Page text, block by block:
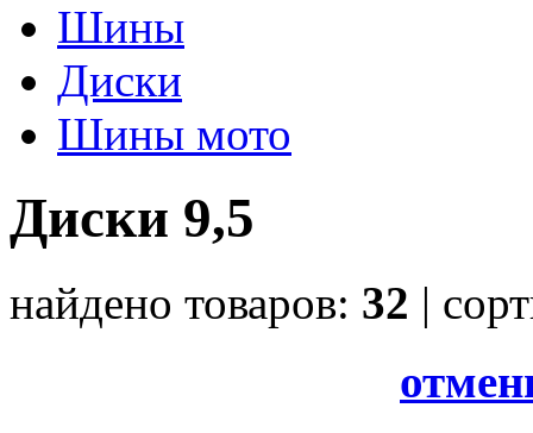
Шины
Диски
Шины мото
Диски 9,5
найдено товаров: 32 |